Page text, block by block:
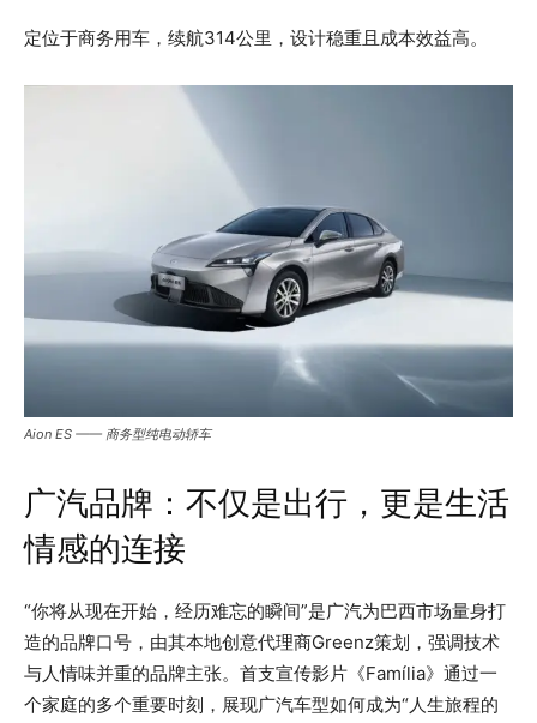
定位于商务用车，续航314公里，设计稳重且成本效益高。
Aion ES —— 商务型纯电动轿车
广汽品牌：不仅是出行，更是生活
情感的连接
“你将从现在开始，经历难忘的瞬间”是广汽为巴西市场量身打
造的品牌口号，由其本地创意代理商Greenz策划，强调技术
与人情味并重的品牌主张。首支宣传影片《Família》通过一
个家庭的多个重要时刻，展现广汽车型如何成为“人生旅程的